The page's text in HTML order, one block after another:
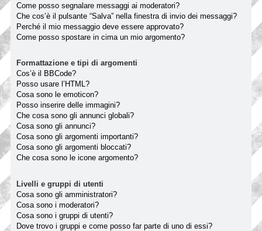
Come posso segnalare messaggi ai moderatori?
Che cos’è il pulsante “Salva” nella finestra di invio dei messaggi?
Perché il mio messaggio deve essere approvato?
Come posso spostare in cima un mio argomento?
Formattazione e tipi di argomenti
Cos’è il BBCode?
Posso usare l’HTML?
Cosa sono le emoticon?
Posso inserire delle immagini?
Che cosa sono gli annunci globali?
Cosa sono gli annunci?
Cosa sono gli argomenti importanti?
Cosa sono gli argomenti bloccati?
Che cosa sono le icone argomento?
Livelli e gruppi di utenti
Cosa sono gli amministratori?
Cosa sono i moderatori?
Cosa sono i gruppi di utenti?
Dove trovo i gruppi e come posso far parte di uno di essi?